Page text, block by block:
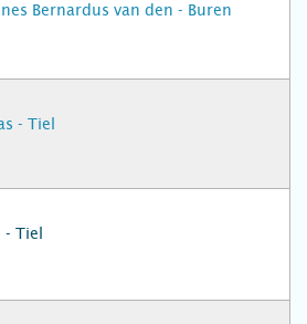
Bernardus van den - Buren
- Tiel
Tiel